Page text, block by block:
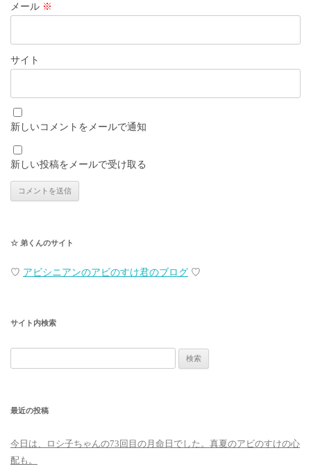
メール ※
サイト
新しいコメントをメールで通知
新しい投稿をメールで受け取る
☆ 弟くんのサイト
♡ アビシニアンのアビのすけ君のブログ ♡
サイト内検索
索:
最近の投稿
今日は、ロシ子ちゃんの73回目の月命日でした。真夏のアビのすけの心
配も。